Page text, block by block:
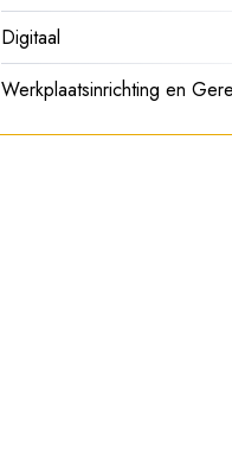
Digitaal
Werkplaatsinrichting en